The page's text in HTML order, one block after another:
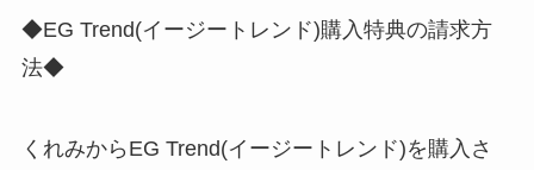
◆EG Trend(イージートレンド)購入特典の請求方
法◆
くれみからEG Trend(イージートレンド)を購入さ